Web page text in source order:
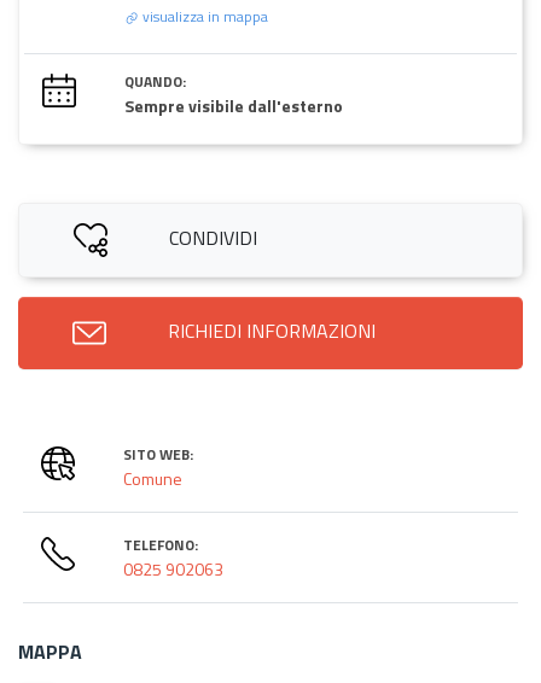
visualizza in mappa
QUANDO:
Sempre visibile dall'esterno
CONDIVIDI
RICHIEDI INFORMAZIONI
SITO WEB:
Comune
TELEFONO:
0825 902063
MAPPA